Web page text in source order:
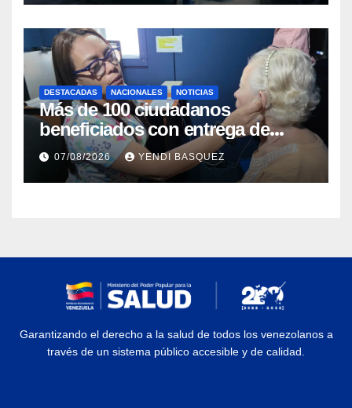
DESTACADAS NACIONALES NOTICIAS
Más de 100 ciudadanos
beneficiados con entrega de
prótesis auditivas en el Centro de
Rehabilitación J.J. Arvelo
07/08/2026 YENDI BASQUEZ
Garantizando el derecho a la salud de todos los venezolanos a
través de un sistema público accesible y de calidad.